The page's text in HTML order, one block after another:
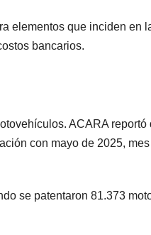
elementos que inciden en
bancarios.
ACARA
con mayo de 2025,
se patentaron 81.373